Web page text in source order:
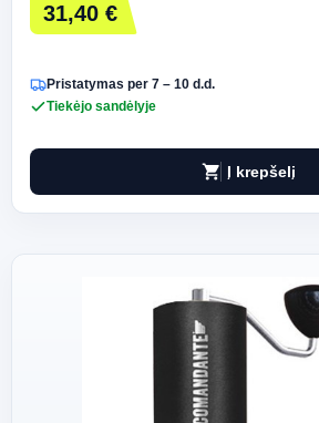
31,40 €
Pristatymas per 7 – 10 d.d.
Tiekėjo sandėlyje
shopping_cart Į krepšelį